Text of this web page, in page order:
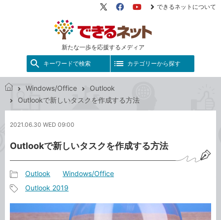
新たな一歩を応援するメディア
X（旧
FacebookYouTube
できるネットについて
キーワードで検索 カテゴリーから探す
で
ネ
ト
Windows/Office
Outlook
Outlookで新しいタスクを作成する方法
2021.06.30 WED 09:00
Outlookで新しいタスクを作成する方法
事
カ
Outlook Windows/Office
Outlook 2019